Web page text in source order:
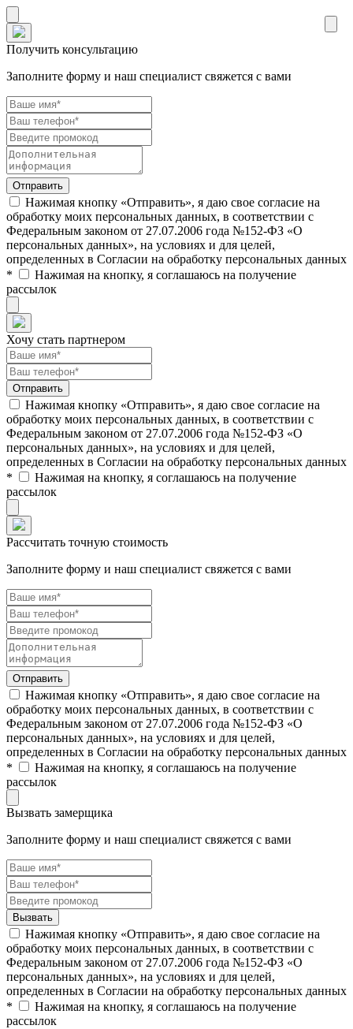
Получить консультацию
Заполните форму и наш специалист свяжется с вами
Нажимая кнопку «Отправить», я даю свое согласие на
обработку моих персональных данных, в соответствии с
Федеральным законом от 27.07.2006 года №152-ФЗ «О
персональных данных», на условиях и для целей,
определенных в Согласии на обработку персональных данных
*
Нажимая на кнопку, я соглашаюсь на получение
рассылок
Хочу стать партнером
Нажимая кнопку «Отправить», я даю свое согласие на
обработку моих персональных данных, в соответствии с
Федеральным законом от 27.07.2006 года №152-ФЗ «О
персональных данных», на условиях и для целей,
определенных в Согласии на обработку персональных данных
*
Нажимая на кнопку, я соглашаюсь на получение
рассылок
Рассчитать точную стоимость
Заполните форму и наш специалист свяжется с вами
Нажимая кнопку «Отправить», я даю свое согласие на
обработку моих персональных данных, в соответствии с
Федеральным законом от 27.07.2006 года №152-ФЗ «О
персональных данных», на условиях и для целей,
определенных в Согласии на обработку персональных данных
*
Нажимая на кнопку, я соглашаюсь на получение
рассылок
Вызвать замерщика
Заполните форму и наш специалист свяжется с вами
Нажимая кнопку «Отправить», я даю свое согласие на
обработку моих персональных данных, в соответствии с
Федеральным законом от 27.07.2006 года №152-ФЗ «О
персональных данных», на условиях и для целей,
определенных в Согласии на обработку персональных данных
*
Нажимая на кнопку, я соглашаюсь на получение
рассылок